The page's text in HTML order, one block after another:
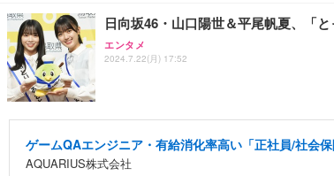
日向坂46・山口陽世＆平尾帆夏、「
エンタメ
2024.7.22(月) 17:52
ゲームQAエンジニア・有給消化率高い「正社員/社会
AQUARIUS株式会社